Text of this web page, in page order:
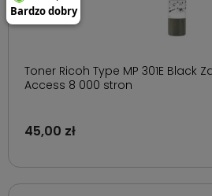
Toner Ricoh Type MP 301E Black
Access 8 000 stron
45,00 zł